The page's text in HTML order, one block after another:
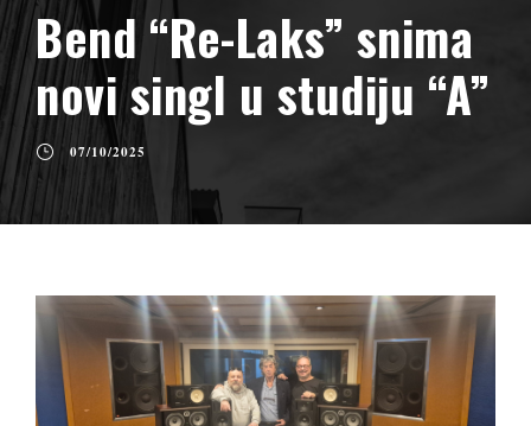
Bend “Re-Laks” snima
novi singl u studiju “A”
07/10/2025